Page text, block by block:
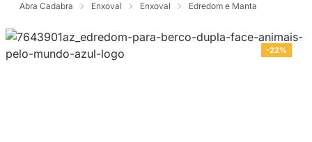
Abra Cadabra Enxoval Enxoval Edredom e Manta
-22%